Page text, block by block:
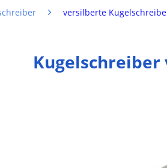
versilberte
Kugelschreiber